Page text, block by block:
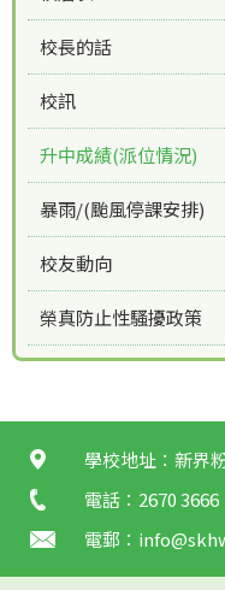
校長的話
校訊
升中成績(派位情況)
暴雨/(颱風停課安排)
校友動向
榮真防止性騷擾政策
學校地址：新界
電話：2670 3666
電郵：